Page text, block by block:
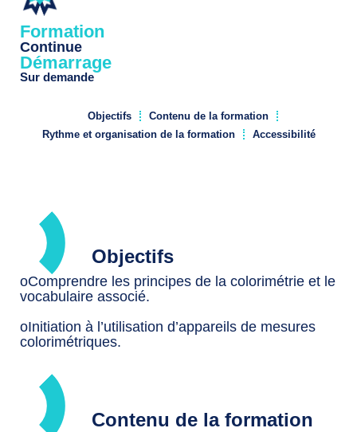
Formation
Continue
Démarrage
Sur demande
Objectifs
Contenu de la formation
Rythme et organisation de la formation
Accessibilité
Objectifs
oComprendre les principes de la colorimétrie et le
vocabulaire associé.
oInitiation à l’utilisation d’appareils de mesures
colorimétriques.
Contenu de la formation